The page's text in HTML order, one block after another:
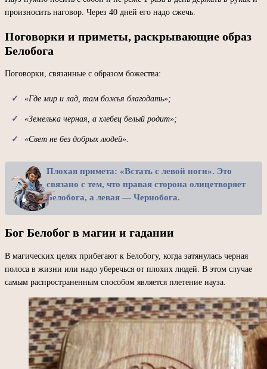
произносить наговор. Через 40 дней его надо сжечь.
Поговорки и приметы, раскрывающие образ
Белобога
Поговорки, связанные с образом божества:
«Где мир и лад, там божья благодать»;
«Земелька черная, а хлебец белый родит»;
«Свет не без добрых людей».
Плохая примета: «Встать с левой ноги». Это
связано с тем, что правая сторона олицетворяет
Белобога, а левая — Чернобога.
Бог Белобог в магии и гадании
В магических целях прибегают к Белобогу, когда затянулась черная
полоса в жизни или надо уберечься от плохих людей. В этом случае
самым распространенным способом является плетение науза.